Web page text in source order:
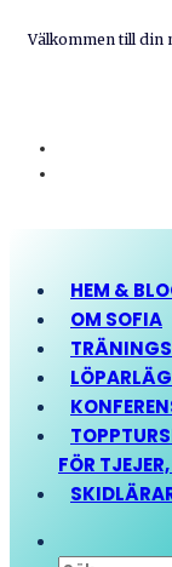
Välkommen till din
HEM &
OM SOFIA
FÖR